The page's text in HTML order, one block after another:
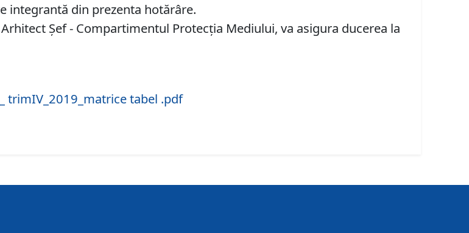
integrantă din prezenta hotărâre.
Şef - Compartimentul Protecţia Mediului, va asigura ducerea la
trimIV_2019_matrice tabel .pdf